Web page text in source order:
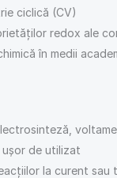
ciclică (CV)
redox ale
în medii
de utilizat
la curent sau